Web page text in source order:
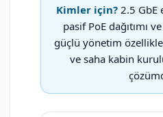
Kimler için? 2.5 GbE
pasif PoE dağıtımı
güçlü yönetim
ve saha kabin